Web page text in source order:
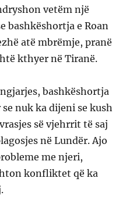
vetëm një
bashkëshortja e Roan
atë mbrëmje, pranë
kthyer në Tiranë.
bashkëshortja
nuk ka dijeni se kush
së vjehrrit të saj
në Lundër. Ajo
me njeri,
konfliktet që ka